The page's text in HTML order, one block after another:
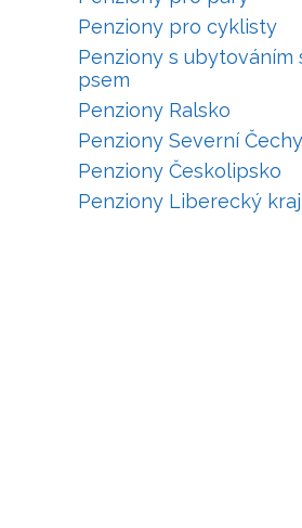
Penziony pro cyklisty
Penziony s ubytováním
psem
Penziony Ralsko
Penziony Severní Čechy
Penziony Českolipsko
Penziony Liberecký kraj